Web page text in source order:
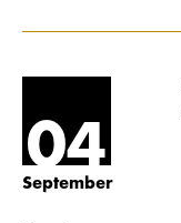
04
September